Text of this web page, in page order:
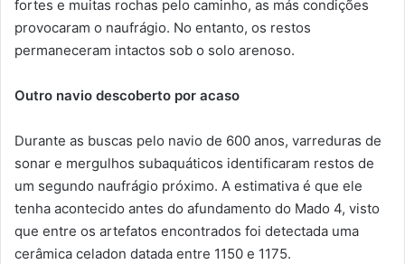
fortes e muitas rochas pelo caminho, as más condições
provocaram o naufrágio. No entanto, os restos
permaneceram intactos sob o solo arenoso.
Outro navio descoberto por acaso
Durante as buscas pelo navio de 600 anos, varreduras de
sonar e mergulhos subaquáticos identificaram restos de
um segundo naufrágio próximo. A estimativa é que ele
tenha acontecido antes do afundamento do Mado 4, visto
que entre os artefatos encontrados foi detectada uma
cerâmica celadon datada entre 1150 e 1175.